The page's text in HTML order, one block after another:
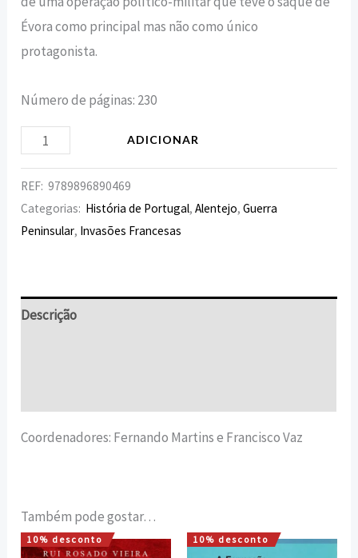
Évora como principal mas não como único
protagonista.
Número de páginas: 230
ADICIONAR
REF: 9789896890469
Categorias: História de Portugal,Alentejo,Guerra
Peninsular, Invasões Francesas
Descrição
Coordenadores: Fernando Martins e Francisco Vaz
Também pode gostar…
10% desconto
O
O
10% desconto
O
O